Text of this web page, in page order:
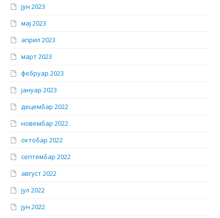
јун 2023
мај 2023
април 2023
март 2023
фебруар 2023
јануар 2023
децембар 2022
новембар 2022
октобар 2022
септембар 2022
август 2022
јул 2022
јун 2022